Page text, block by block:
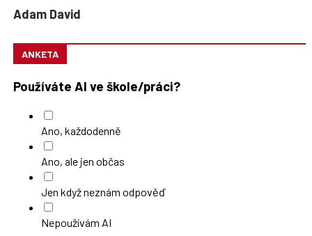
Adam David
ANKETA
Používáte AI ve škole/práci?
Ano, každodenně
Ano, ale jen občas
Jen když neznám odpověď
Nepoužívám AI